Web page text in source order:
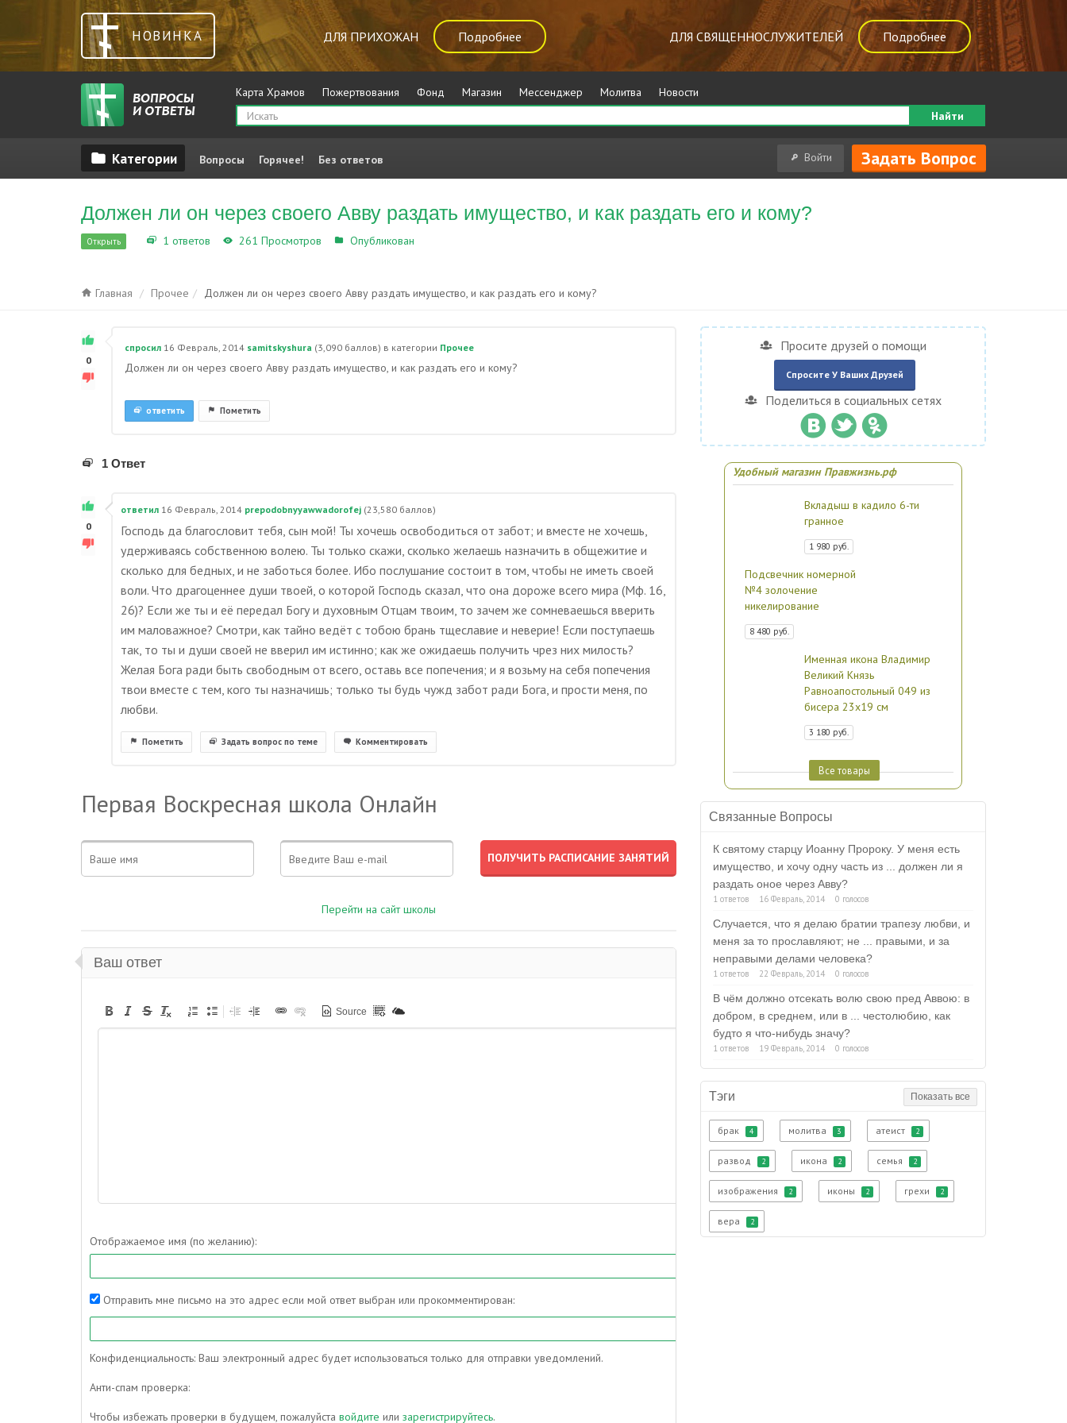
НОВИНКА ДЛЯ ПРИХОЖАН Подробнее ДЛЯ СВЯЩЕННОСЛУЖИТЕЛЕЙ Подробнее
Карта Храмов Пожертвования Фонд Магазин Мессенджер Молитва
Новости
Найти
Вопросы Горячее! Без ответов Войти Задать Вопрос
Должен ли он через своего Авву раздать имущество, и как раздать его и кому?
Открыть 1 ответов 261 Просмотров Опубликован
Главная Прочее Должен ли он через своего Авву раздать имущество, и как раздать его и кому?
0
спросил 16 Февраль, 2014 samitskyshura (3,090 баллов) в категории Прочее
Должен ли он через своего Авву раздать имущество, и как раздать его и кому?
Пометить
ответить
1 Ответ
0
ответил 16 Февраль, 2014 prepodobnyyawwadorofej (23,580 баллов)
Господь да благословит тебя, сын мой! Ты хочешь освободиться от забот; и вместе не хочешь,
удерживаясь собственною волею. Ты только скажи, сколько желаешь назначить в общежитие и
сколько для бедных, и не заботься более. Ибо послушание состоит в том, чтобы не иметь своей
воли. Что драгоценнее души твоей, о которой Господь сказал, что она дороже всего мира (Мф. 16,
26)? Если же ты и её передал Богу и духовным Отцам твоим, то зачем же сомневаешься вверить
им маловажное? Смотри, как тайно ведёт с тобою брань тщеславие и неверие! Если поступаешь
так, то ты и души своей не вверил им истинно; как же ожидаешь получить чрез них милость?
Желая Бога ради быть свободным от всего, оставь все попечения; и я возьму на себя попечения
твои вместе с тем, кого ты назначишь; только ты будь чужд забот ради Бога, и прости меня, по
любви.
Пометить Задать вопрос по теме Комментировать
Первая Воскресная школа Онлайн
Перейти на сайт школы
Ваш ответ
Source
Отображаемое имя (по желанию):
Отправить мне письмо на это адрес если мой ответ выбран или прокомментирован:
Конфиденциальность: Ваш электронный адрес будет использоваться только для отправки уведомлений.
Анти-спам проверка:
Чтобы избежать проверки в будущем, пожалуйста войдите или зарегистрируйтесь.
Просите друзей о помощи
Спросите У Ваших Друзей
Поделиться в социальных сетях
Удобный магазин Правжизнь.рф
Вкладыш в кадило 6-ти
гранное
1 980 руб.
Подсвечник номерной
№4 золочение
никелирование
8 480 руб.
Именная икона Владимир
Великий Князь
Равноапостольный 049 из
бисера 23х19 см
3 180 руб.
Все товары
Связанные Вопросы
К святому старцу Иоанну Пророку. У меня есть
имущество, и хочу одну часть из ... должен ли я
раздать оное через Авву?
1 ответов 16 Февраль, 2014 0 голосов
Случается, что я делаю братии трапезу любви, и
меня за то прославляют; не ... правыми, и за
неправыми делами человека?
1 ответов 22 Февраль, 2014 0 голосов
В чём должно отсекать волю свою пред Аввою: в
добром, в среднем, или в ... честолюбию, как
будто я что-нибудь значу?
1 ответов 19 Февраль, 2014 0 голосов
Тэги Показать все
брак 4 молитва 3 атеист 2
развод 2 икона 2 семья 2
изображения 2 иконы 2 грехи 2
вера 2